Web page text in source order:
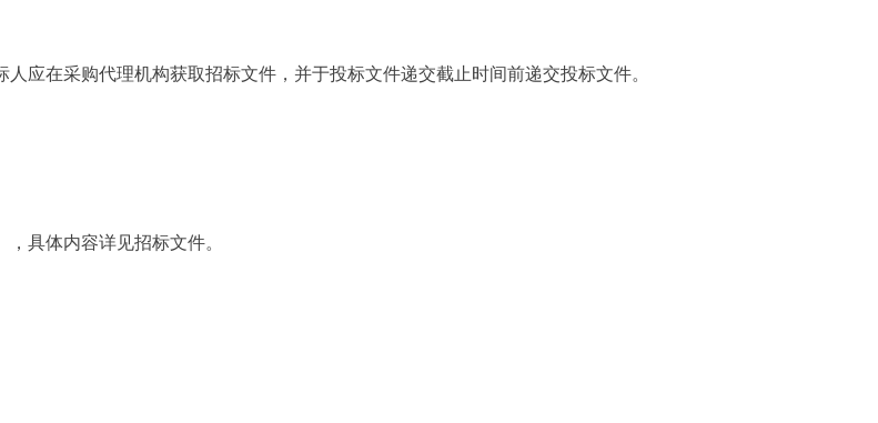
人应在采购代理机构获取招标文件，并于投标文件递交截止时间前递交投标文件。
， 具体内容详见招标文件。